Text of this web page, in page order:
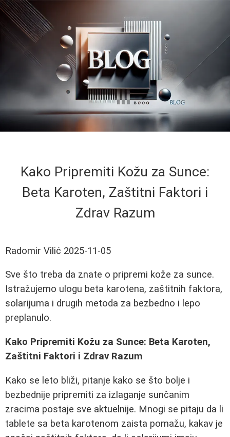
Kako Pripremiti Kožu za Sunce:
Beta Karoten, Zaštitni Faktori i
Zdrav Razum
Radomir Vilić 2025-11-05
Sve što treba da znate o pripremi kože za sunce.
Istražujemo ulogu beta karotena, zaštitnih faktora,
solarijuma i drugih metoda za bezbedno i lepo
preplanulo.
Kako Pripremiti Kožu za Sunce: Beta Karoten,
Zaštitni Faktori i Zdrav Razum
Kako se leto bliži, pitanje kako se što bolje i
bezbednije pripremiti za izlaganje sunčanim
zracima postaje sve aktuelnije. Mnogi se pitaju da li
tablete sa beta karotenom zaista pomažu, kakav je